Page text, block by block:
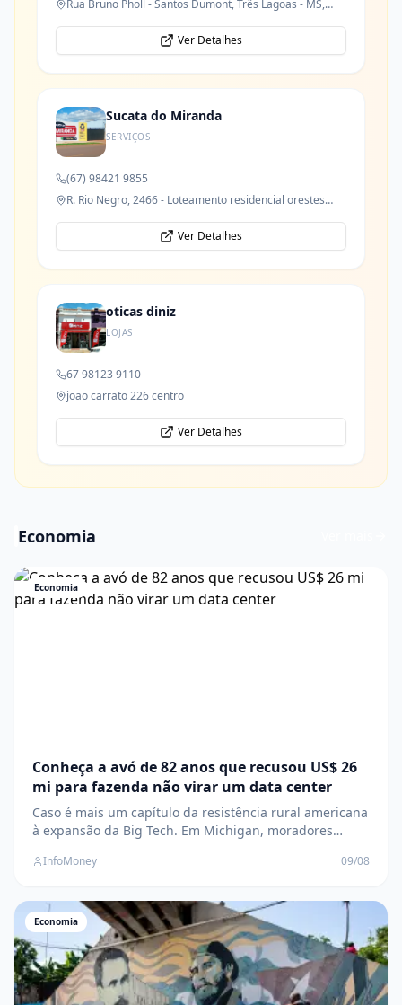
Rua Bruno Pholl - Santos Dumont, Três Lagoas - MS,
Ver Detalhes
Sucata do Miranda
SERVIÇOS
(67) 98421 9855
R. Rio Negro, 2466 - Loteamento residencial orestes
Ver Detalhes
oticas diniz
LOJAS
67 98123 9110
joao carrato 226 centro
Ver Detalhes
Economia
Economia
Conheça a avó de 82 anos que recusou US$ 26
mi para fazenda não virar um data center
Caso é mais um capítulo da resistência rural americana
à expansão da Big Tech. Em Michigan, moradores
post Conheça a avó de 82 anos que recusou US$ 26 mi
on InfoMoney .
InfoMoney 09/08
Economia